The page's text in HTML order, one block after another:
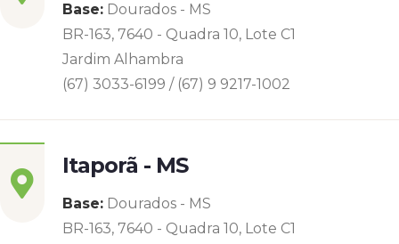
Base: Dourados - MS
BR-163, 7640 - Quadra 10, Lote C1
Jardim Alhambra
(67) 3033-6199 / (67) 9 9217-1002
Itaporã - MS
Base: Dourados - MS
BR-163, 7640 - Quadra 10, Lote C1